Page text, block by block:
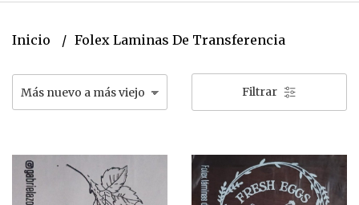
Inicio Folex Laminas De Transferencia
Filtrar